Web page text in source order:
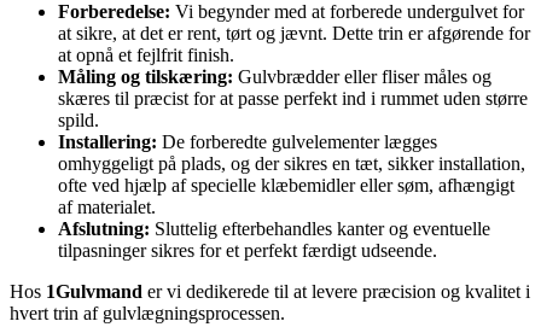
Forberedelse: Vi begynder med at forberede undergulvet for
at sikre, at det er rent, tørt og jævnt. Dette trin er afgørende for
at opnå et fejlfrit finish.
Måling og tilskæring: Gulvbrædder eller fliser måles og
skæres til præcist for at passe perfekt ind i rummet uden større
spild.
Installering: De forberedte gulvelementer lægges
omhyggeligt på plads, og der sikres en tæt, sikker installation,
ofte ved hjælp af specielle klæbemidler eller søm, afhængigt
af materialet.
Afslutning: Sluttelig efterbehandles kanter og eventuelle
tilpasninger sikres for et perfekt færdigt udseende.
Hos 1Gulvmand er vi dedikerede til at levere præcision og kvalitet i
hvert trin af gulvlægningsprocessen.